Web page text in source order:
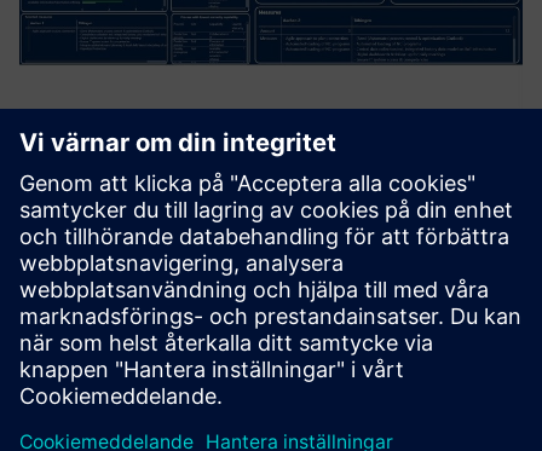
4.0 Maturity Platform
The platform provides a central cockpit, that summarizes
company-wide results and standardize taken measures,
and enable to run assessments. Companies can use the
platform to assess their own sites in terms of digital
maturity. Th...
Läs mer